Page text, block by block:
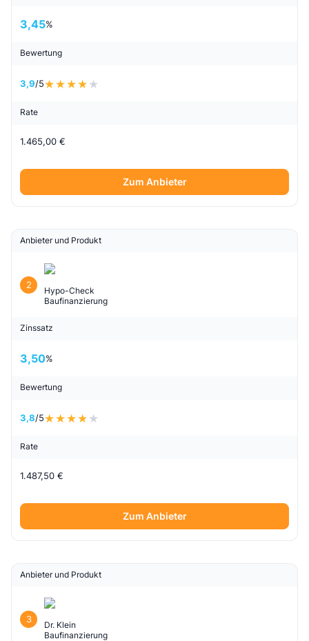
3,45%
Bewertung
3,9/5
Rate
1.465,00 €
Zum Anbieter
Anbieter und Produkt
2
Hypo-Check
Baufinanzierung
Zinssatz
3,50%
Bewertung
3,8/5
Rate
1.487,50 €
Zum Anbieter
Anbieter und Produkt
3
Dr. Klein
Baufinanzierung